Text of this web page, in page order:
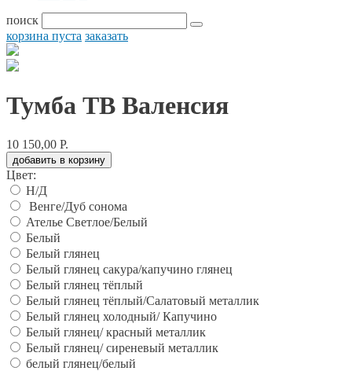
поиск
корзина пуста заказать
Тумба ТВ Валенсия
10 150,00 Р.
добавить в корзину
Цвет:
Н/Д
Венге/Дуб сонома
Ателье Светлое/Белый
Белый
Белый глянец
Белый глянец сакура/капучино глянец
Белый глянец тёплый
Белый глянец тёплый/Салатовый металлик
Белый глянец холодный/ Капучино
Белый глянец/ красный металлик
Белый глянец/ сиреневый металлик
белый глянец/белый